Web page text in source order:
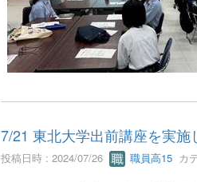
7/21 東北大学出前講座を実施
投稿日時 : 2024/07/26 職員高15 カ